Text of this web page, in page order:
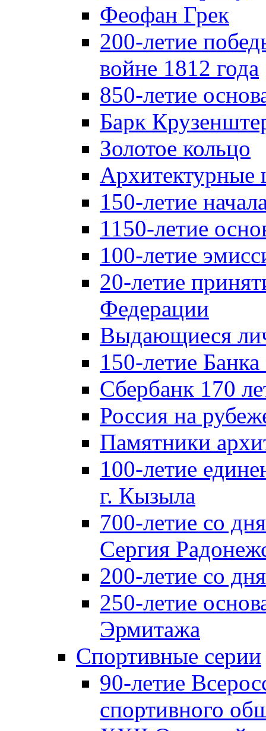
Феофан Грек
200-летие
войне 1812 года
850-летие
Барк
Золотое кольцо
Архитектурные
150-летие
1150-летие
100-летие
20-летие
Федерации
Выдающиеся
150-летие
Сбербанк 170
Россия на
Памятники
100-летие
г. Кызыла
700-летие со
Сергия
200-летие со
250-летие
Эрмитажа
Спортивные серии
90-летие
спортивного